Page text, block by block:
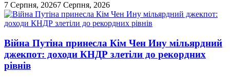
7 Серпня, 20267 Серпня, 2026
Війна Путіна принесла Кім Чен Ину мільярдний
джекпот: доходи КНДР злетіли до рекордних
рівнів